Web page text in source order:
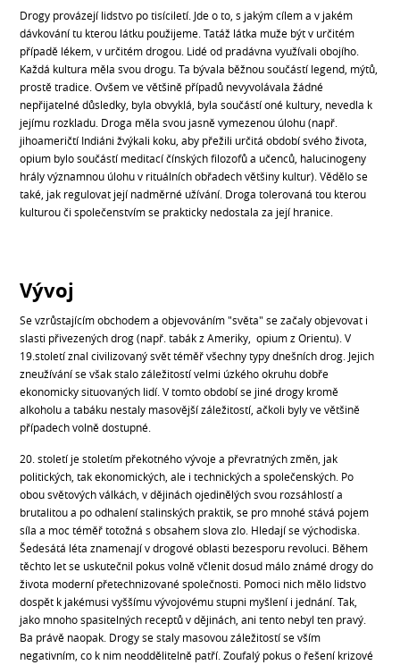
Drogy provázejí lidstvo po tisíciletí. Jde o to, s jakým cílem a v jakém
dávkování tu kterou látku použijeme. Tatáž látka muže být v určitém
případě lékem, v určitém drogou. Lidé od pradávna využívali obojího.
Každá kultura měla svou drogu. Ta bývala běžnou součástí legend, mýtů,
prostě tradice. Ovšem ve většině případů nevyvolávala žádné
nepřijatelné důsledky, byla obvyklá, byla součástí oné kultury, nevedla k
jejímu rozkladu. Droga měla svou jasně vymezenou úlohu (např.
jihoameričtí Indiáni žvýkali koku, aby přežili určitá období svého života,
opium bylo součástí meditací čínských filozofů a učenců, halucinogeny
hrály významnou úlohu v rituálních obřadech většiny kultur). Vědělo se
také, jak regulovat její nadměrné užívání. Droga tolerovaná tou kterou
kulturou či společenstvím se prakticky nedostala za její hranice.
Vývoj
Se vzrůstajícím obchodem a objevováním "světa" se začaly objevovat i
slasti přivezených drog (např. tabák z Ameriky, opium z Orientu). V
19.století znal civilizovaný svět téměř všechny typy dnešních drog. Jejich
zneužívání se však stalo záležitostí velmi úzkého okruhu dobře
ekonomicky situovaných lidí. V tomto období se jiné drogy kromě
alkoholu a tabáku nestaly masovější záležitostí, ačkoli byly ve většině
případech volně dostupné.
20. století je stoletím překotného vývoje a převratných změn, jak
politických, tak ekonomických, ale i technických a společenských. Po
obou světových válkách, v dějinách ojedinělých svou rozsáhlostí a
brutalitou a po odhalení stalinských praktik, se pro mnohé stává pojem
síla a moc téměř totožná s obsahem slova zlo. Hledají se východiska.
Šedesátá léta znamenají v drogové oblasti bezesporu revoluci. Během
těchto let se uskutečnil pokus volně včlenit dosud málo známé drogy do
života moderní přetechnizované společnosti. Pomoci nich mělo lidstvo
dospět k jakémusi vyššímu vývojovému stupni myšlení i jednání. Tak,
jako mnoho spasitelných receptů v dějinách, ani tento nebyl ten pravý.
Ba právě naopak. Drogy se staly masovou záležitostí se vším
negativním, co k nim neoddělitelně patří. Zoufalý pokus o řešení krizové